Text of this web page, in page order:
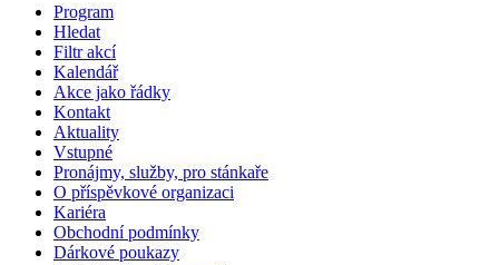
Program
Hledat
Filtr akcí
Kalendář
Akce jako řádky
Kontakt
Aktuality
Vstupné
Pronájmy, služby, pro stánkaře
O příspěvkové organizaci
Kariéra
Obchodní podmínky
Dárkové poukazy